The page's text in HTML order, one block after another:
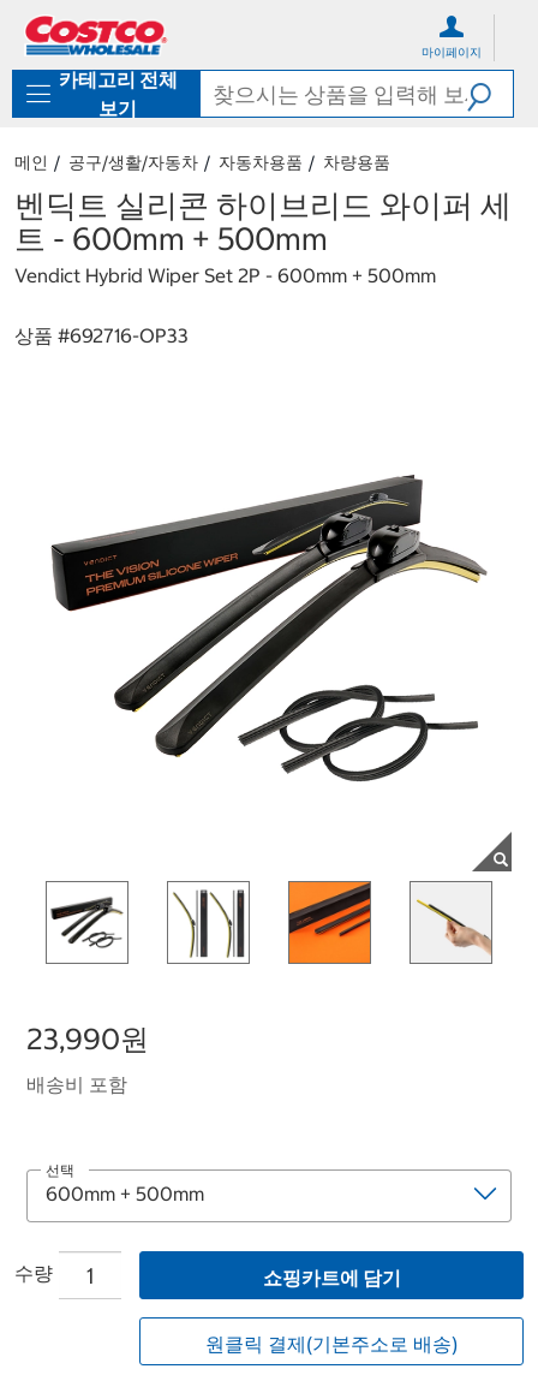
로
기
가
마이페이지
카테고리 전체
보기
메인 공구/생활/자동차 자동차용품 차량용품
벤딕트 실리콘 하이브리드 와이퍼 세
트 - 600mm + 500mm
Vendict Hybrid Wiper Set 2P - 600mm + 500mm
상품 #692716-OP33
23,990원
배송비 포함
선택
수량 쇼핑카트에 담기
원클릭 결제(기본주소로 배송)